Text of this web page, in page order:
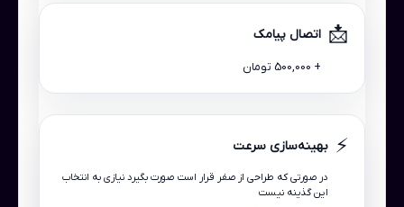
📩 اتصال پیامک
+ 500,000 تومان
⚡ بهینه‌سازی سرعت
در صورتی که طراحی از صفر قرار است صورت بگیرد نیازی به انتخاب
این گذینه نیست